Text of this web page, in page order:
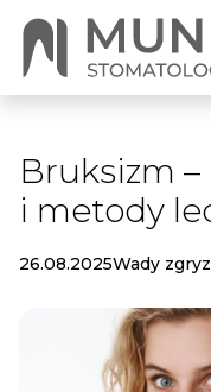
Bruksizm –
i metody
26.08.2025Wady